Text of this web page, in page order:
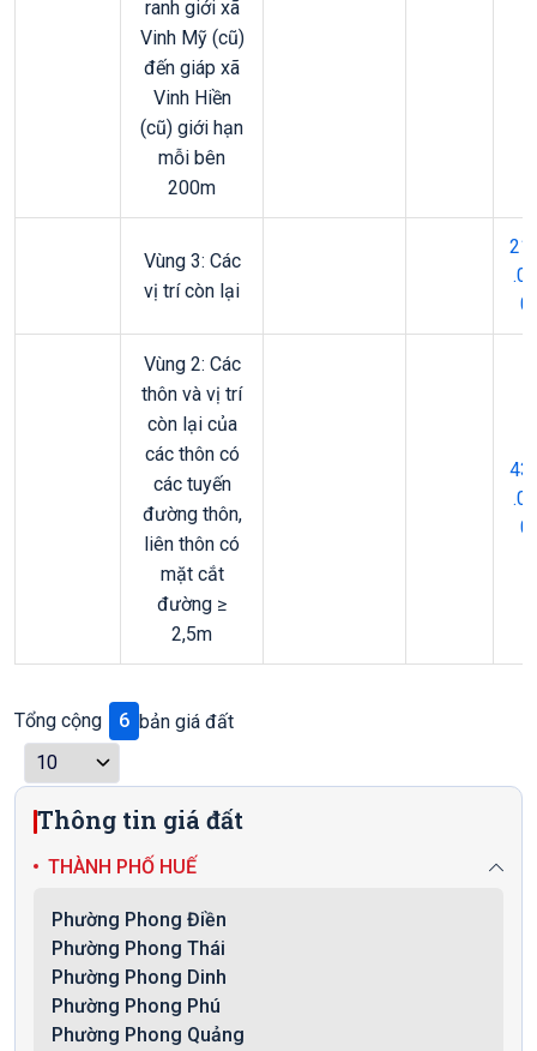
ranh giới xã
Vinh Mỹ (cũ)
đến giáp xã
Vinh Hiền
(cũ) giới hạn
mỗi bên
200m
Vùng 3: Các
vị trí còn lại
.00
0
Vùng 2: Các
thôn và vị trí
còn lại của
các thôn có
các tuyến
đường thôn,
liên thôn có
mặt cắt
đường ≥
2,5m
.00
0
Tổng cộng 6 bản giá đất
Thông tin giá đất
THÀNH PHỐ HUẾ
Phường Phong Điền
Phường Phong Thái
Phường Phong Dinh
Phường Phong Phú
Phường Phong Quảng